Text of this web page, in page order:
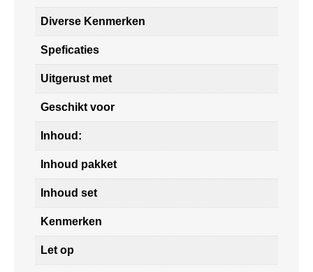
Diverse Kenmerken
Speficaties
Uitgerust met
Geschikt voor
Inhoud:
Inhoud pakket
Inhoud set
Kenmerken
Let op